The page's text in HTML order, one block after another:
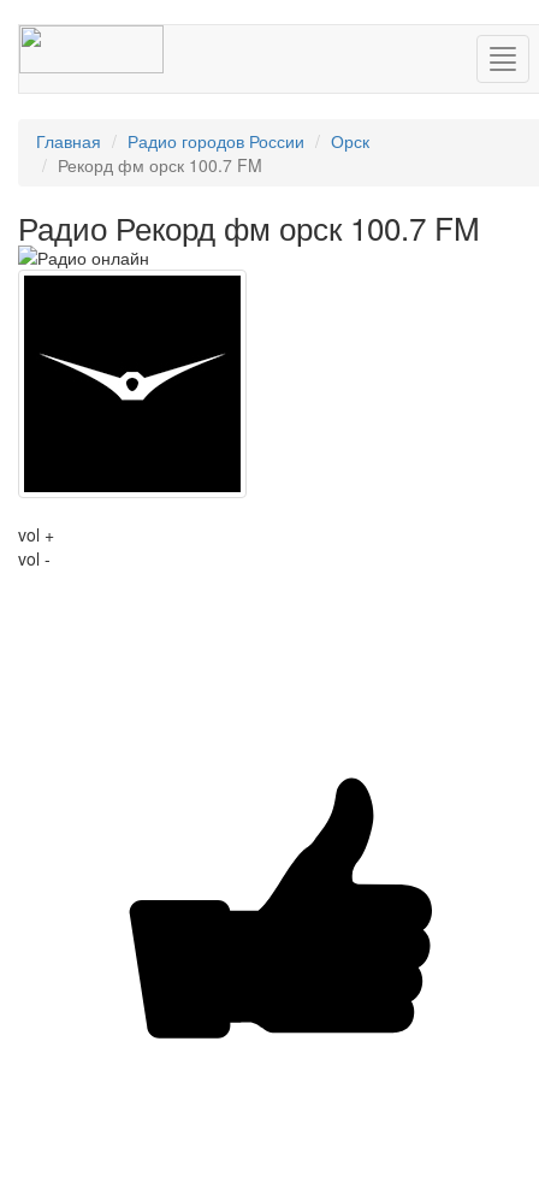
Главная Радио городов России
Орск
Рекорд фм орск 100.7 FM
Радио Рекорд фм орск 100.7 FM
vol +
vol -